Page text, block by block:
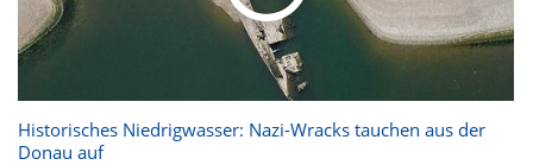
Historisches Niedrigwasser: Nazi-Wracks tauchen aus der
Donau auf